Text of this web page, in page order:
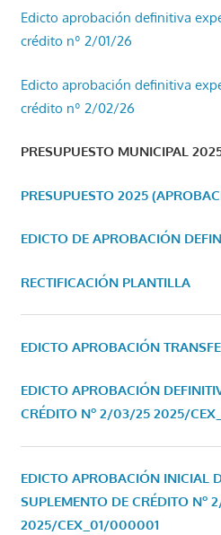
Edicto aprobación definitiva
crédito nº 2/01/26
Edicto aprobación definitiva
crédito nº 2/02/26
PRESUPUESTO MUNICIPAL
PRESUPUESTO 2025
EDICTO DE APROBACIÓN
RECTIFICACIÓN PLANTILLA
EDICTO APROBACIÓN
EDICTO APROBACIÓN
CRÉDITO Nº 2/03/25 2025/
EDICTO APROBACIÓN INICIAL
SUPLEMENTO DE CRÉDITO Nº
2025/CEX_01/000001